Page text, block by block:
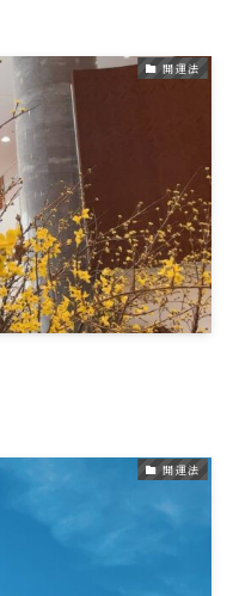
開運法
開運法